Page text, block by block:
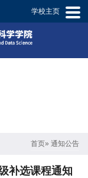
学校主页
首页» 通知公告
补选课程通知